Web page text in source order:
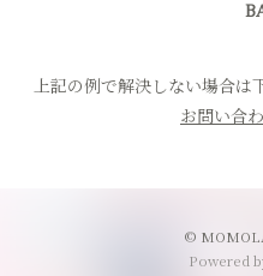
上記の例で解決しない場合は
お問い合
©
Powered